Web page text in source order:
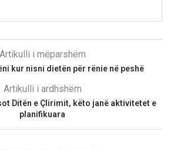
Artikulli i mëparshëm
kur nisni dietën për rënie në peshë
Artikulli i ardhshëm
Ditën e Çlirimit, këto janë aktivitetet e
planifikuara